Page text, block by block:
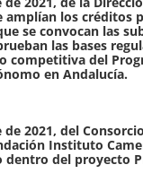
amplían los créditos
se convocan las
las bases
competitiva del
en Andalucía.
2021, del
Instituto
del proyecto